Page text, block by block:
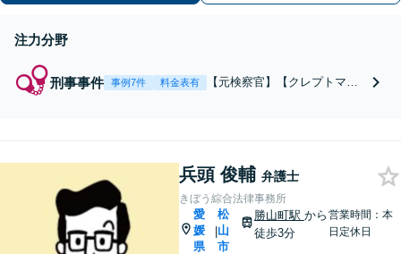
「事件の筋を読む力」を活かし、先を
注力分野
刑事事件 事例7件 料金表有
【元検察官】【クレプトマニ
早い段階でのご相談で、見通
に繋がる可能性あり。一人で
抱え込まずまずはご相談くだ
さい
兵頭 俊輔 弁護士
きぼう綜合法律事務所
愛
媛
県
|
松
山
市
勝山町駅 から
徒歩3分
営業時間：本
日定休日